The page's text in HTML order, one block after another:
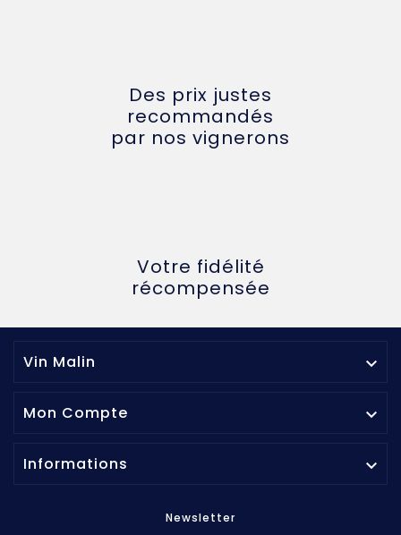
Des prix justes
recommandés
par nos vignerons
Votre fidélité
récompensée
Vin Malin 
Mon Compte 
Informations 
Newsletter